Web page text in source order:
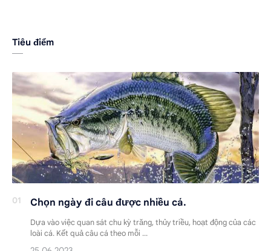
Tiêu điểm
Chọn ngày đi câu được nhiều cá.
Dựa vào việc quan sát chu kỳ trăng, thủy triều, hoạt động của các
loài cá. Kết quả câu cá theo mỗi …